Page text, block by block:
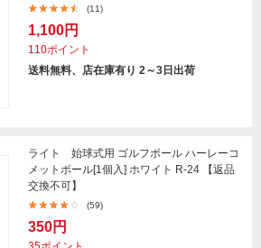
(11)
1,100円
110ポイント
送料無料、店在庫有り 2～3日出荷
ライト 始球式用 ゴルフボール ハーレーコ
メットボール[1個入] ホワイト R-24 【返品
交換不可】
(59)
350円